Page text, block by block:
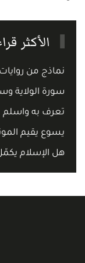
الأكثر
نماذج من
سورة الولاية
تعرف به واسلم
يسوع يقيم
هل الإسلام